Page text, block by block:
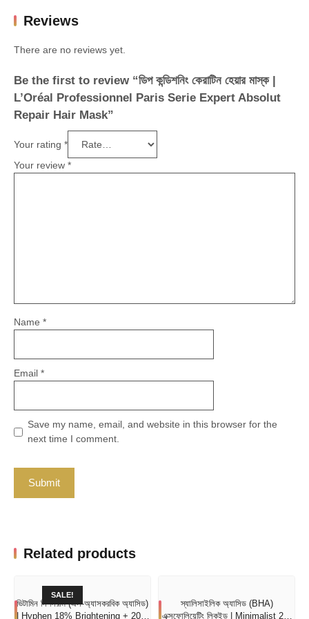
Reviews
There are no reviews yet.
Be the first to review “ডিপ কন্ডিশনিং কেরাটিন হেয়ার মাস্ক |
L’Oréal Professionnel Paris Serie Expert Absolut
Repair Hair Mask”
Your rating *
Your review *
Name *
Email *
Save my name, email, and website in this browser for the
next time I comment.
Related products
SALE!
ভিটামিন সি সিরাম (এল-অ্যাসকরবিক অ্যাসিড)
| Hyphen 18% Brightening + 20%
স্যালিসাইলিক অ্যাসিড (BHA)
এক্সফোলিয়েটিং লিকুইড | Minimalist 2%